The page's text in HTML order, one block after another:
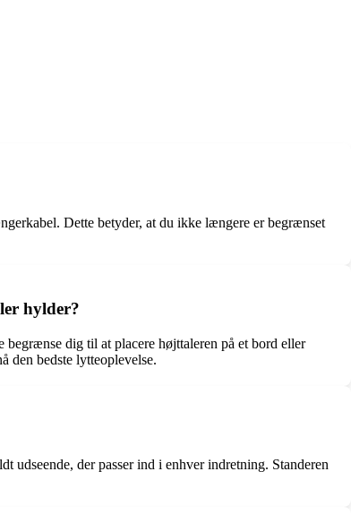
Dette betyder, at du ikke længere er begrænset
hylder?
dig til at placere højttaleren på et bord eller
den bedste lytteoplevelse.
udseende, der passer ind i enhver indretning. Standeren